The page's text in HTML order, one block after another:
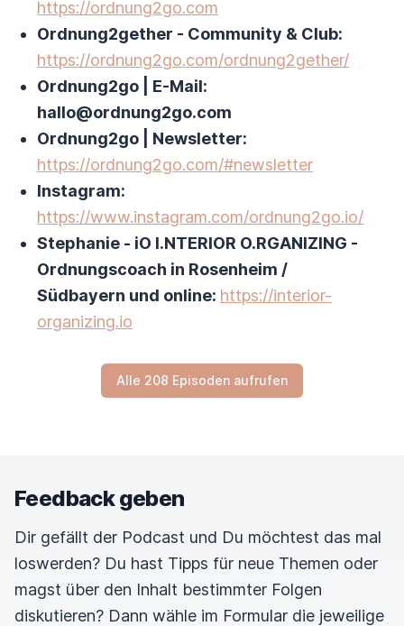
https://ordnung2go.com
Ordnung2gether - Community & Club:
https://ordnung2go.com/ordnung2gether/
Ordnung2go | E-Mail:
hallo@ordnung2go.com
Ordnung2go | Newsletter:
https://ordnung2go.com/#newsletter
Instagram:
https://www.instagram.com/ordnung2go.io/
Stephanie - iO I.NTERIOR O.RGANIZING -
Ordnungscoach in Rosenheim /
Südbayern und online: https://interior-
organizing.io
Alle 208 Episoden aufrufen
Feedback geben
Dir gefällt der Podcast und Du möchtest das mal
loswerden? Du hast Tipps für neue Themen oder
magst über den Inhalt bestimmter Folgen
diskutieren? Dann wähle im Formular die jeweilige